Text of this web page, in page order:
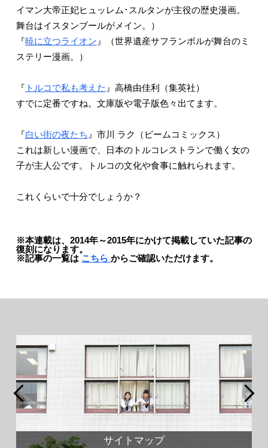
イマン大帝正妃ヒュッレム･スルタンが主役の歴史漫画。
舞台はイスタンブールがメイン。）
『暁に立つライオン 』（世界遺産サフランボルが舞台のミ
ステリー漫画。）
『 トルコで私も考えた 』高橋由佳利（集英社）
すでに定番ですね。文庫版や電子版色々出てます。
『白い街の夜たち 』市川 ラク（ビームコミックス）
これは新しい漫画で、日本のトルコレストランで働く女の
子が主人公です。トルコの文化や食事に触れられます。
これくらいで十分でしょうか？
※本連載は、2014年～2015年にかけて掲載していた記事の
復刻になります。
※記事の一覧は こちら からご確認いただけます。
サイトマップ